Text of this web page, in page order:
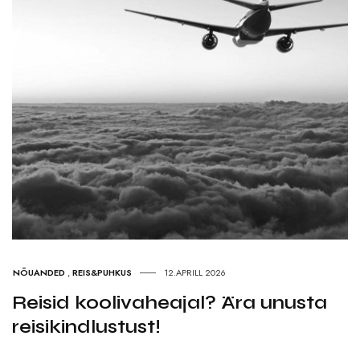
NÕUANDED ,REIS&PUHKUS 12.APRILL 2026
Reisid koolivaheajal? Ära unusta
reisikindlustust!